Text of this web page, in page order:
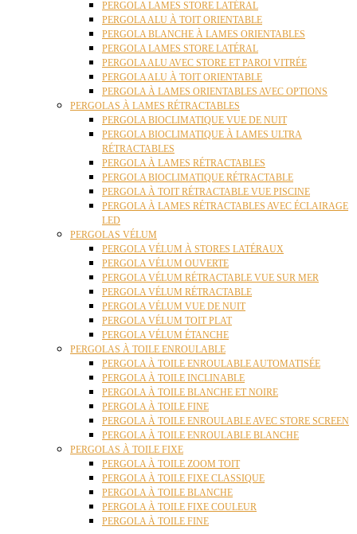
PERGOLA LAMES STORE LATÉRAL
PERGOLA ALU À TOIT ORIENTABLE
PERGOLA BLANCHE À LAMES ORIENTABLES
PERGOLA LAMES STORE LATÉRAL
PERGOLA ALU AVEC STORE ET PAROI VITRÉE
PERGOLA ALU À TOIT ORIENTABLE
PERGOLA À LAMES ORIENTABLES AVEC OPTIONS
PERGOLAS À LAMES RÉTRACTABLES
PERGOLA BIOCLIMATIQUE VUE DE NUIT
PERGOLA BIOCLIMATIQUE À LAMES ULTRA
RÉTRACTABLES
PERGOLA À LAMES RÉTRACTABLES
PERGOLA BIOCLIMATIQUE RÉTRACTABLE
PERGOLA À TOIT RÉTRACTABLE VUE PISCINE
PERGOLA À LAMES RÉTRACTABLES AVEC ÉCLAIRAGE
LED
PERGOLAS VÉLUM
PERGOLA VÉLUM À STORES LATÉRAUX
PERGOLA VÉLUM OUVERTE
PERGOLA VÉLUM RÉTRACTABLE VUE SUR MER
PERGOLA VÉLUM RÉTRACTABLE
PERGOLA VÉLUM VUE DE NUIT
PERGOLA VÉLUM TOIT PLAT
PERGOLA VÉLUM ÉTANCHE
PERGOLAS À TOILE ENROULABLE
PERGOLA À TOILE ENROULABLE AUTOMATISÉE
PERGOLA À TOILE INCLINABLE
PERGOLA À TOILE BLANCHE ET NOIRE
PERGOLA À TOILE FINE
PERGOLA À TOILE ENROULABLE AVEC STORE SCREEN
PERGOLA À TOILE ENROULABLE BLANCHE
PERGOLAS À TOILE FIXE
PERGOLA À TOILE ZOOM TOIT
PERGOLA À TOILE FIXE CLASSIQUE
PERGOLA À TOILE BLANCHE
PERGOLA À TOILE FIXE COULEUR
PERGOLA À TOILE FINE